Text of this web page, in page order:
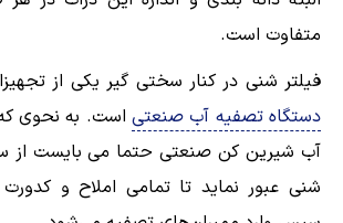
متفاوت است.
فیلتر شنی در کنار سختی گیر یکی از
دستگاه تصفیه آب صنعتی است. به نحوی
آب شیرین کن صنعتی حتما می بایست از
شنی عبور نماید تا تمامی املاح و